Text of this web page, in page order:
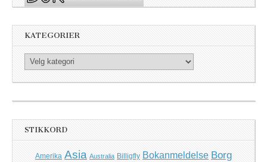
KATEGORIER
Kategorier
STIKKORD
Amerika Asia Australia Billigfly Bokanmeldelse Borg